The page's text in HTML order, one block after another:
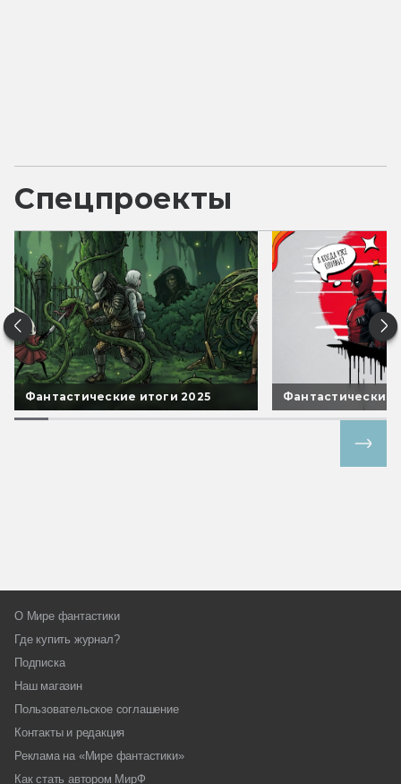
Спецпроекты
Фантастические итоги 2025 Фантастические
О Мире фантастики
Где купить журнал?
Подписка
Наш магазин
Пользовательское соглашение
Контакты и редакция
Реклама на «Мире фантастики»
Как стать автором МирФ